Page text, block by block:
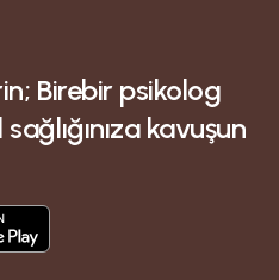
Birebir psikolog
kavuşun